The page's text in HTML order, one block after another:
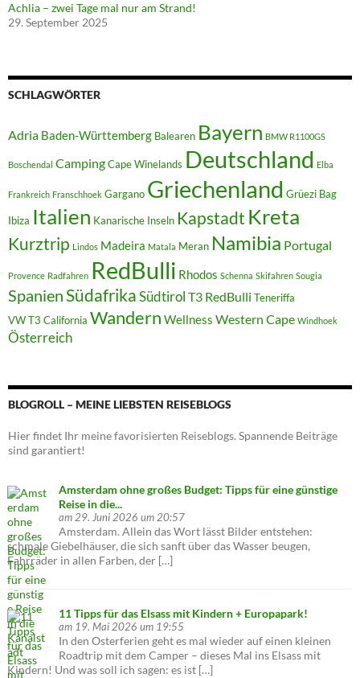
Achlia – zwei Tage mal nur am Strand!
29. September 2025
SCHLAGWÖRTER
Adria Baden-Württemberg Balearen Bayern BMW R1100GS
Boschendal CampingCape Winelands Deutschland Elba
Frankreich Franschhoek Gargano Griechenland Grüezi Bag
Ibiza Italien Kanarische Inseln Kapstadt Kreta
Kurztrip Lindos Madeira Matala Meran Namibia Portugal
Provence Radfahren RedBulli Rhodos Schenna Skifahren Sougia
SpanienSüdafrikaSüdtirol T3 RedBulli Teneriffa
VW T3 California Wandern Wellness Western Cape Windhoek
Österreich
BLOGROLL – MEINE LIEBSTEN REISEBLOGS
Hier findet Ihr meine favorisierten Reiseblogs. Spannende Beiträge
sind garantiert!
Amsterdam ohne großes Budget: Tipps für eine günstige
Reise in die...
am 29. Juni 2026 um 20:57
Amsterdam. Allein das Wort lässt Bilder entstehen:
schmale Giebelhäuser, die sich sanft über das Wasser beugen,
Fahrräder in allen Farben, der […]
11 Tipps für das Elsass mit Kindern + Europapark!
am 19. Mai 2026 um 19:55
In den Osterferien geht es mal wieder auf einen kleinen
Roadtrip mit dem Camper – dieses Mal ins Elsass mit
Kindern! Und was soll ich sagen: es ist […]